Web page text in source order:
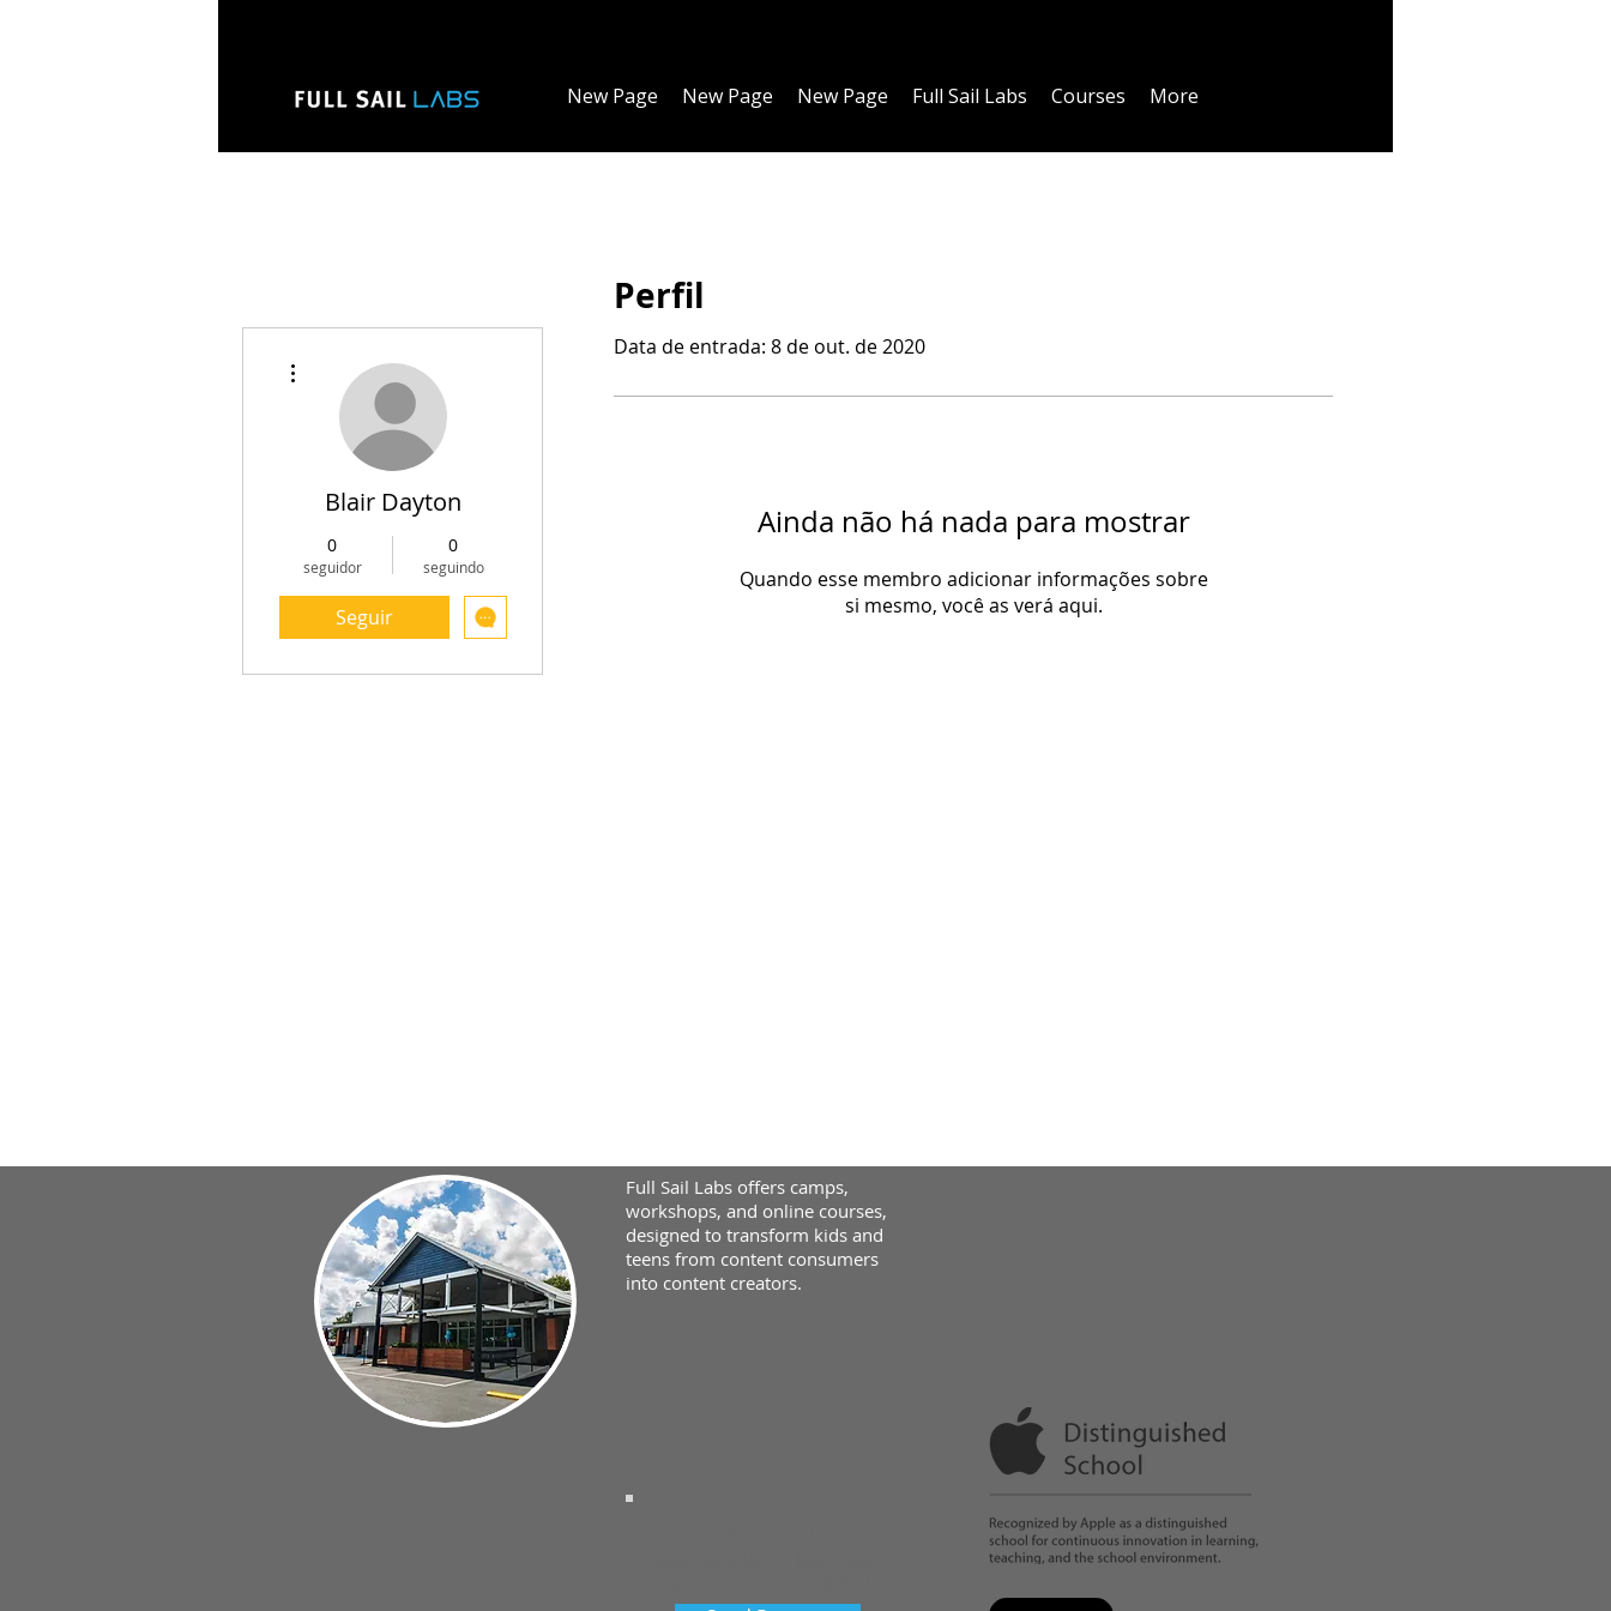
New Page New Page New Page Full Sail Labs Courses More
Perfil
Data de entrada: 8 de out. de 2020
Ainda não há nada para mostrar
Quando esse membro adicionar informações sobre
si mesmo, você as verá aqui.
Blair Dayton
0
seguidor
0
seguindo
Seguir
Full Sail Labs offers camps,
workshops, and online courses,
designed to transform kids and
teens from content consumers
into content creators.